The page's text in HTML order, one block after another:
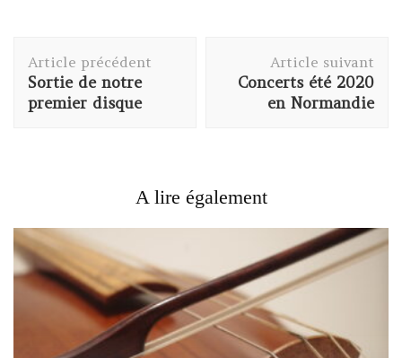
d'article
Article précédent
Sortie de notre
premier disque
Article suivant
Concerts été 2020
en Normandie
A lire également